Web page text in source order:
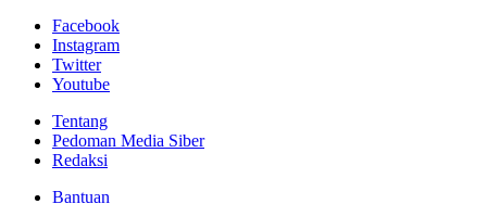
Facebook
Instagram
Twitter
Youtube
Tentang
Pedoman Media Siber
Redaksi
Bantuan